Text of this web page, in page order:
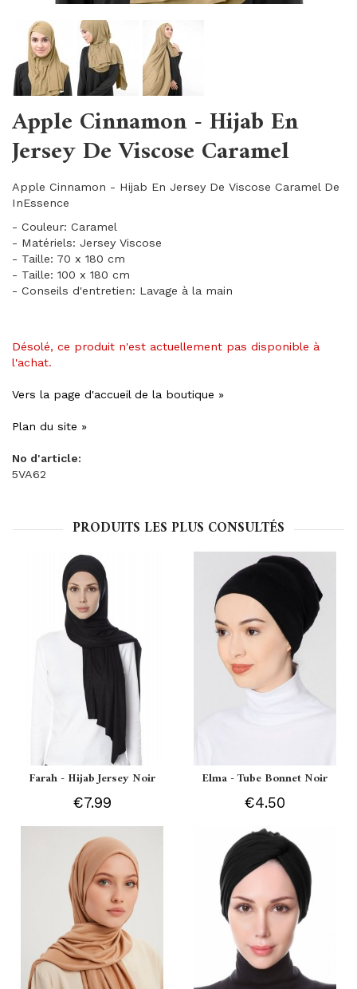
Apple Cinnamon - Hijab En
Jersey De Viscose Caramel
Apple Cinnamon - Hijab En Jersey De Viscose Caramel De
InEssence
- Couleur: Caramel
- Matériels: Jersey Viscose
- Taille: 70 x 180 cm
- Taille: 100 x 180 cm
- Conseils d'entretien: Lavage à la main
Désolé, ce produit n'est actuellement pas disponible à
l'achat.
Vers la page d'accueil de la boutique »
Plan du site »
No d'article:
5VA62
PRODUITS LES PLUS CONSULTÉS
Farah - Hijab Jersey Noir
€7.99
Elma - Tube Bonnet Noir
€4.50